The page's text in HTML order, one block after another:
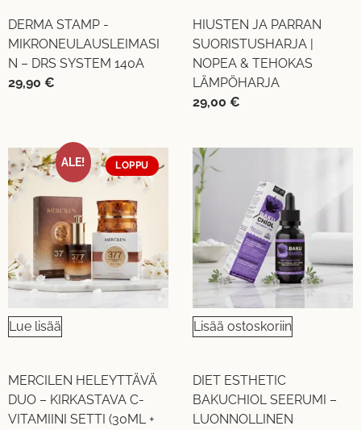
DERMA STAMP -
MIKRONEULAUSLEIMASI
N – DRS SYSTEM 140A
29,90 €
HIUSTEN JA PARRAN
SUORISTUSHARJA |
NOPEA & TEHOKAS
LÄMPÖHARJA
29,00 €
ALE! LOPPU
Lue lisää
MERCILEN HELEYTTÄVÄ
DUO – KIRKASTAVA C-
VITAMIINI SETTI (30ML +
Lisää ostoskoriin
DIET ESTHETIC
BAKUCHIOL SEERUMI –
LUONNOLLINEN